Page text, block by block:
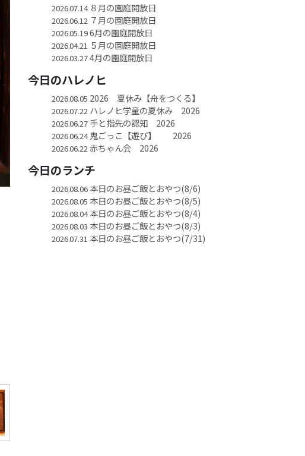
2026.07.14８月の園庭開放日
2026.06.12 ７月の園庭開放日
2026.05.196月の園庭開放日
2026.04.21 ５月の園庭開放日
2026.03.274月の園庭開放日
今日のハレノヒ
2026.08.05 2026 夏休み【舟をつくる】
2026.07.22 ハレノヒ学童の夏休み 2026
2026.06.27手と指先の認知 2026
2026.06.24鬼ごっこ【遊び】 2026
2026.06.22 赤ちゃん会 2026
今日のランチ
2026.08.06本日のお昼ご飯とおやつ(8/6)
2026.08.05 本日のお昼ご飯とおやつ(8/5)
2026.08.04本日のお昼ご飯とおやつ(8/4)
2026.08.03 本日のお昼ご飯とおやつ(8/3)
2026.07.31 本日のお昼ご飯とおやつ(7/31)